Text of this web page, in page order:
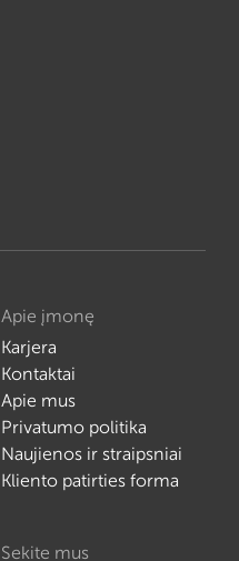
Apie įmonę
Karjera
Kontaktai
Apie mus
Privatumo politika
Naujienos ir straipsniai
Kliento patirties forma
Sekite mus